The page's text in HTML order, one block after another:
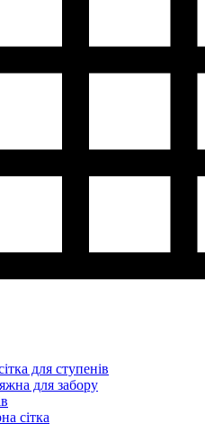
для ступенів
для забору
сітка